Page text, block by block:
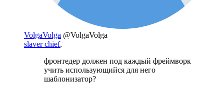
VolgaVolga @VolgaVolga
slaver chief,
фронтедер должен под каждый фреймворк
учить использующийся для него
шаблонизатор?